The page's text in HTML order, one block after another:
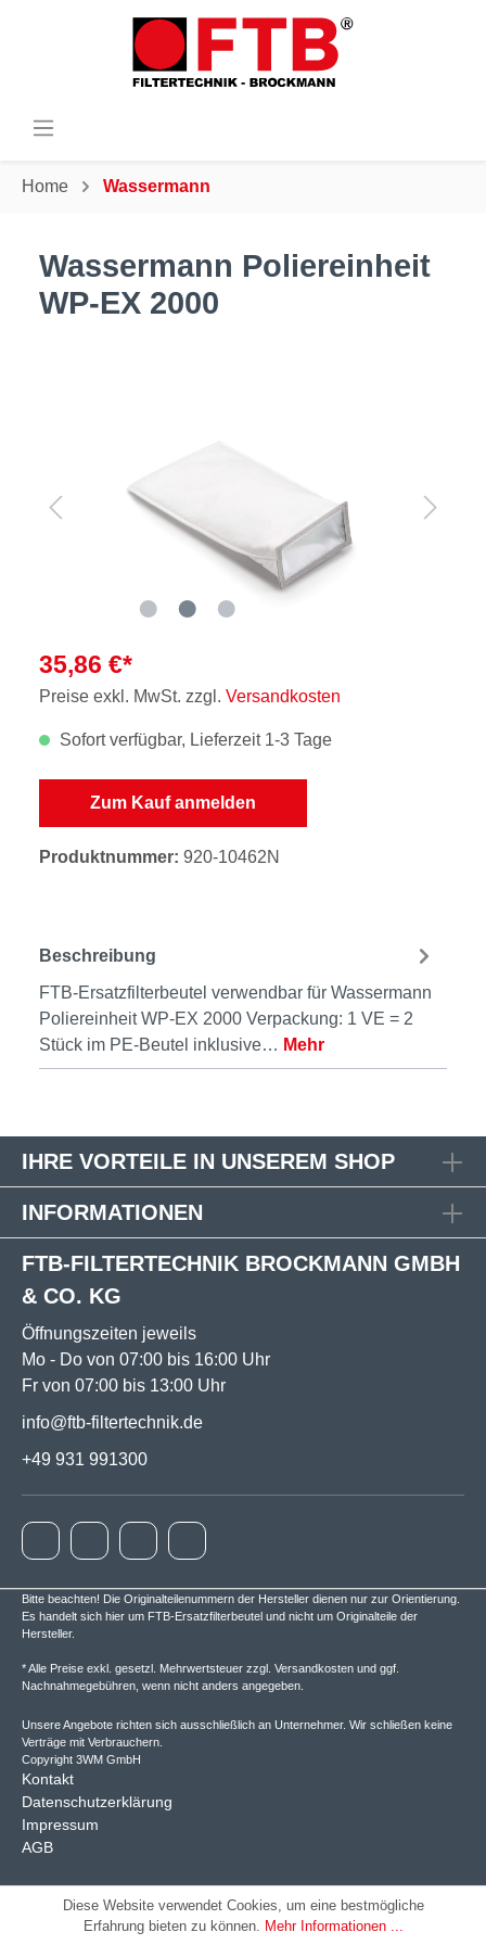
Home Wassermann
Wassermann Poliereinheit
WP-EX 2000
35,86 €*
Preise exkl. MwSt. zzgl. Versandkosten
Sofort verfügbar, Lieferzeit 1-3 Tage
Zum Kauf anmelden
Produktnummer: 920-10462N
Beschreibung
FTB-Ersatzfilterbeutel verwendbar für Wassermann
Poliereinheit WP-EX 2000 Verpackung: 1 VE = 2
Stück im PE-Beutel inklusive… Mehr
IHRE VORTEILE IN UNSEREM SHOP
INFORMATIONEN
FTB-FILTERTECHNIK BROCKMANN GMBH
& CO. KG
Öffnungszeiten jeweils
Mo - Do von 07:00 bis 16:00 Uhr
Fr von 07:00 bis 13:00 Uhr
info@ftb-filtertechnik.de
+49 931 991300
Bitte beachten! Die Originalteilenummern der Hersteller dienen nur zur Orientierung.
Es handelt sich hier um FTB-Ersatzfilterbeutel und nicht um Originalteile der
Hersteller.
* Alle Preise exkl. gesetzl. Mehrwertsteuer zzgl. Versandkosten und ggf.
Nachnahmegebühren, wenn nicht anders angegeben.
Unsere Angebote richten sich ausschließlich an Unternehmer. Wir schließen keine
Verträge mit Verbrauchern.
Copyright 3WM GmbH
Kontakt
Datenschutzerklärung
Impressum
AGB
Diese Website verwendet Cookies, um eine bestmögliche
Erfahrung bieten zu können. Mehr Informationen ...